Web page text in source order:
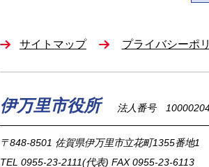
サイトマップ プライバシーポ
伊万里市役所 法人番号
〒848-8501 佐賀県伊万里市立花町1355番地1
TEL 0955-23-2111(代表) FAX 0955-23-6113